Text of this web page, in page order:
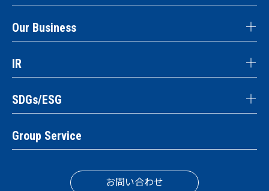
Our Business
IR
SDGs/ESG
Group Service
お問い合わせ